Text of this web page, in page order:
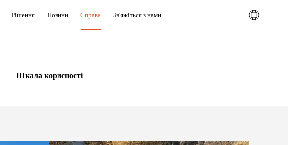
Рішення Новини Справа Зв'яжіться з нами
Шкала корисності